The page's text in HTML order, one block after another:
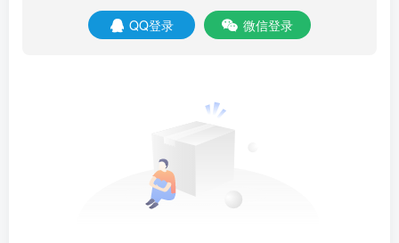
QQ登录 微信登录